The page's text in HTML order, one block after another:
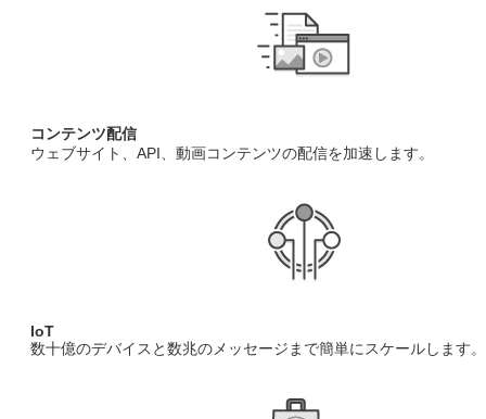
コンテンツ配信
ウェブサイト、API、動画コンテンツの配信を加速します。
IoT
数十億のデバイスと数兆のメッセージまで簡単にスケールします。